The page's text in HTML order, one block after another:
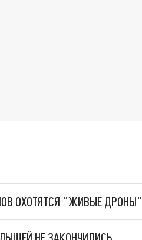
ОХОТЯТСЯ "ЖИВЫЕ ДРОНЫ"